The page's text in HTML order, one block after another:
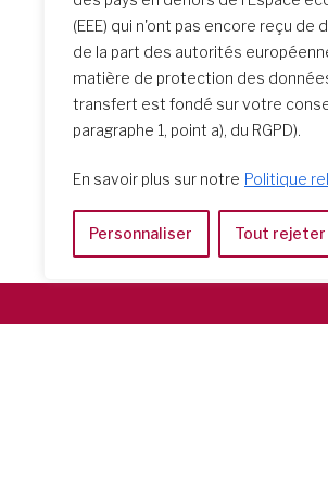
(EEE) qui n'ont pas encore reçu de
de la part des autorités
matière de protection des
transfert est fondé sur votre
paragraphe 1, point a), du RGPD).
En savoir plus sur notre Politique
Personnaliser Tout rejeter